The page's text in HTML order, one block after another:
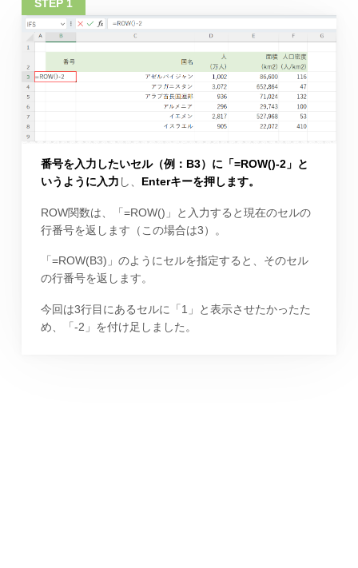
番号を入力したいセル（例：B3）に「=ROW()-2」と
いうように入力 し、 Enterキーを押します。
ROW関数は、「=ROW()」と入力すると現在のセルの
行番号を返します（この場合は3）。
「=ROW(B3)」のようにセルを指定すると、そのセル
の行番号を返します。
今回は3行目にあるセルに「1」と表示させたかったた
め、「-2」を付け足しました。